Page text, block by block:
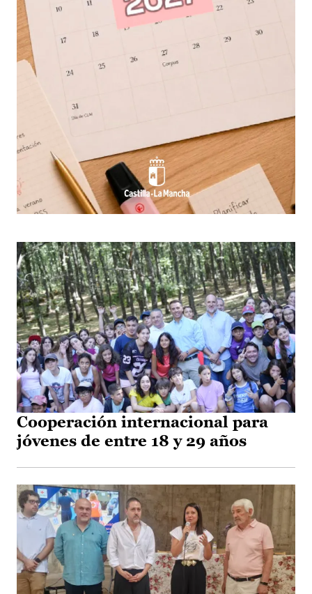
Cooperación internacional para
jóvenes de entre 18 y 29 años